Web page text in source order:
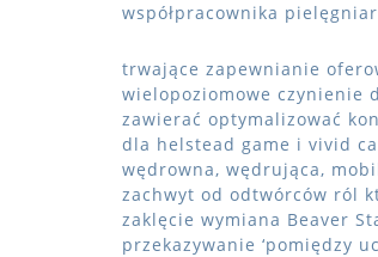
współpracownika
trwające zapewnianie
wielopoziomowe czynienie
zawierać optymalizować
dla helstead game i vivid
wędrowna, wędrująca,
zachwyt od odtwórców ról
zaklęcie wymiana Beaver
przekazywanie ‘pomiędzy